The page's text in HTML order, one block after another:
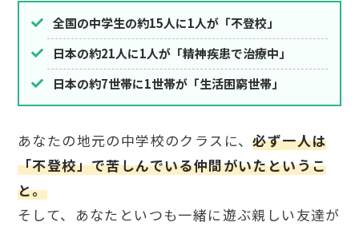
全国の中学生の約15人に1人が「不登校」
日本の約21人に1人が「精神疾患で治療中」
日本の約7世帯に1世帯が「生活困窮世帯」
あなたの地元の中学校のクラスに、必ず一人は
「不登校」で苦しんでいる仲間がいたというこ
と。
そして、あなたといつも一緒に遊ぶ親しい友達が